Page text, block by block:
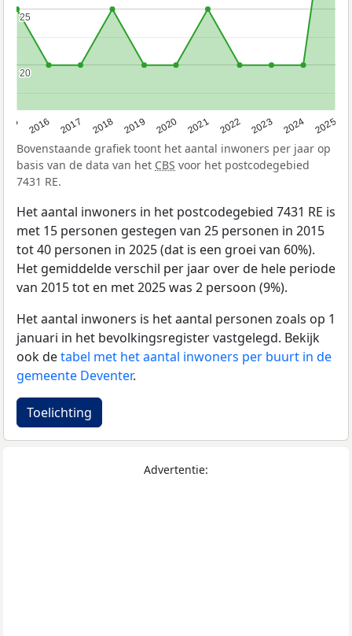
2016 2017 2018 2019 2020 2021 2022 2023 2024 2025
20
20
25
25
Bovenstaande grafiek toont het aantal inwoners per jaar op
basis van de data van het CBS voor het postcodegebied
7431 RE.
Het aantal inwoners in het postcodegebied 7431 RE is
met 15 personen gestegen van 25 personen in 2015
tot 40 personen in 2025 (dat is een groei van 60%).
Het gemiddelde verschil per jaar over de hele periode
van 2015 tot en met 2025 was 2 persoon (9%).
Het aantal inwoners is het aantal personen zoals op 1
januari in het bevolkingsregister vastgelegd. Bekijk
ook detabel met het aantal inwoners per buurt in de
gemeente Deventer.
Toelichting
Advertentie: